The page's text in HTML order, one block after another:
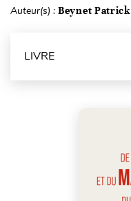
Auteur(s) : Beynet Patrick
LIVRE